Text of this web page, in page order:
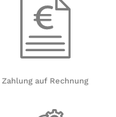
Zahlung auf Rechnung